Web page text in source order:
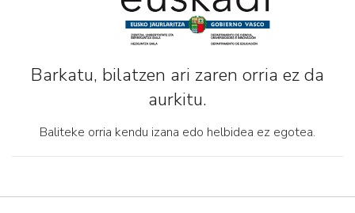
Barkatu, bilatzen ari zaren orria ez da
aurkitu.
Baliteke orria kendu izana edo helbidea ez egotea.